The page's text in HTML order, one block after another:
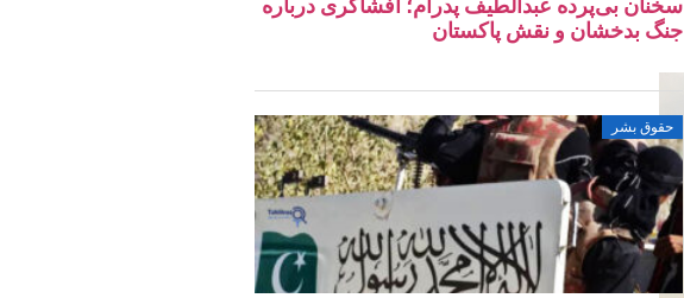
سخنان بی‌پرده عبدالطیف پدرام؛ افشاگری درباره
جنگ بدخشان و نقش پاکستان
حقوق بشر